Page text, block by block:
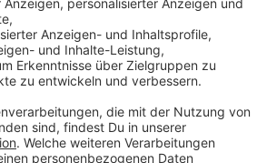
wenn der gesamte
schon bezahlt wird. Sobald das
erhält der Kunde durch die
so der VDFA. Das Geld wird
nicht mehr erreichbar.
vor Buchungen über diese